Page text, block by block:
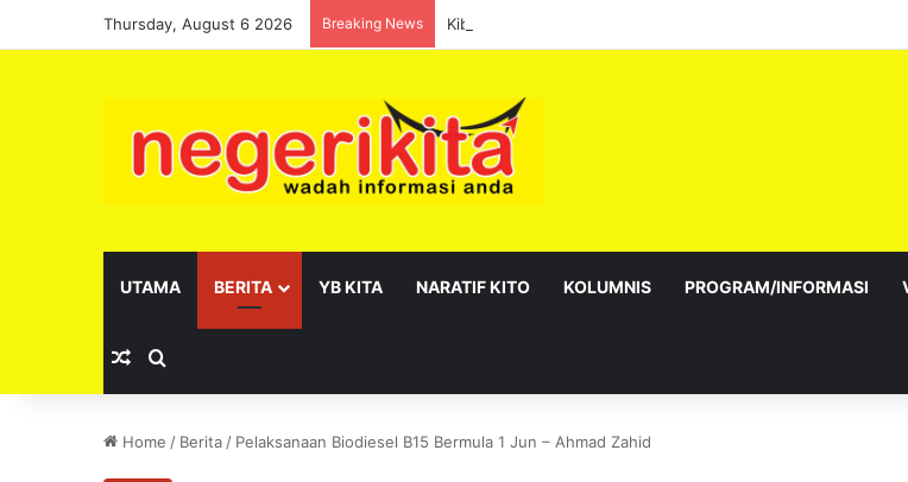
Thursday, August 6 2026 Breaking News Kibarlah Jalur Gemilang: Simbol kedaulatan dan perpaduan
UTAMA BERITA YB KITA NARATIF KITO KOLUMNIS PROGRAM/INFORMASI
Random Article
Home / Berita / Pelaksanaan Biodiesel B15 Bermula 1 Jun – Ahmad Zahid